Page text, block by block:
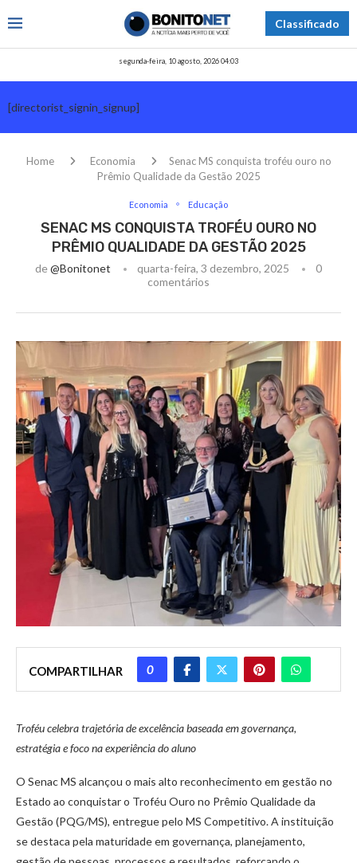
Classificado
segunda-feira, 10 agosto, 2026 04:03
[directorist_signin_signup]
Home Economia
Senac MS conquista troféu ouro no
Prêmio Qualidade da Gestão 2025
Economia Educação
SENAC MS CONQUISTA TROFÉU OURO NO
PRÊMIO QUALIDADE DA GESTÃO 2025
de@bonitonet quarta-feira, 3 dezembro, 2025
0
comentários
COMPARTILHAR 0
Troféu celebra trajetória de excelência baseada em governança,
estratégia e foco na experiência do aluno
O Senac MS alcançou o mais alto reconhecimento em gestão no
Estado ao conquistar o Troféu Ouro no Prêmio Qualidade da
Gestão (PQG/MS), entregue pelo MS Competitivo. A instituição
se destaca pela maturidade em governança, planejamento,